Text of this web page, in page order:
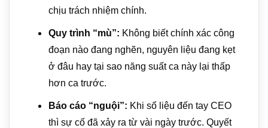
chịu trách nhiệm chính.
Quy trình “mù”: Không biết chính xác công
đoạn nào đang nghẽn, nguyên liệu đang kẹt
ở đâu hay tại sao năng suất ca này lại thấp
hơn ca trước.
Báo cáo “nguội”: Khi số liệu đến tay CEO
thì sự cố đã xảy ra từ vài ngày trước. Quyết